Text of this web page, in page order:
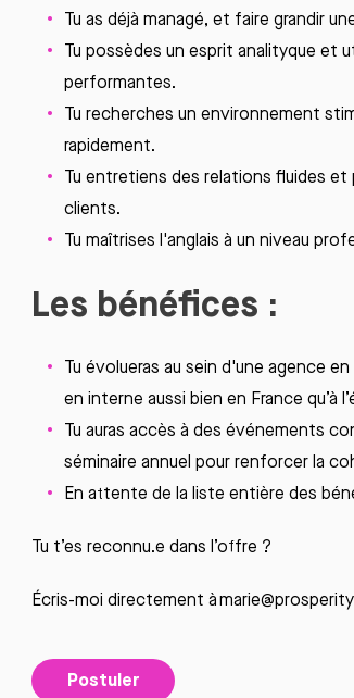
Tu as déjà managé, et faire grandir
Tu possèdes un esprit analityque et
performantes.
Tu recherches un environnement
rapidement.
Tu entretiens des relations fluides et
clients.
Tu maîtrises l'anglais à un niveau
Les bénéfices :
Tu évolueras au sein d'une agence
en interne aussi bien en France qu’à
Tu auras accès à des événements
séminaire annuel pour renforcer la
En attente de la liste entière des
Tu t’es reconnu.e dans l’offre ?
Écris-moi directement à
Postuler